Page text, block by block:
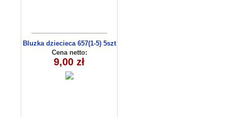
Bluzka dziecieca 657(1-5) 5szt
Cena netto:
9,00 zł